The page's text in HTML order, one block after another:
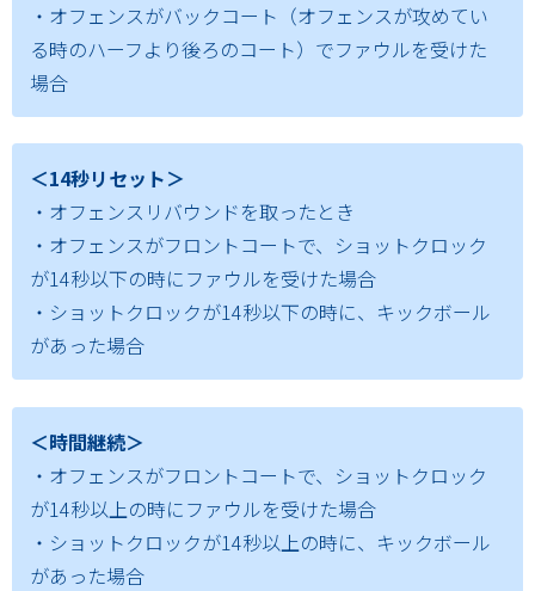
・オフェンスがバックコート（オフェンスが攻めてい
る時のハーフより後ろのコート）でファウルを受けた
場合
＜14秒リセット＞
・オフェンスリバウンドを取ったとき
・オフェンスがフロントコートで、ショットクロック
が14秒以下の時にファウルを受けた場合
・ショットクロックが14秒以下の時に、キックボール
があった場合
＜時間継続＞
・オフェンスがフロントコートで、ショットクロック
が14秒以上の時にファウルを受けた場合
・ショットクロックが14秒以上の時に、キックボール
があった場合